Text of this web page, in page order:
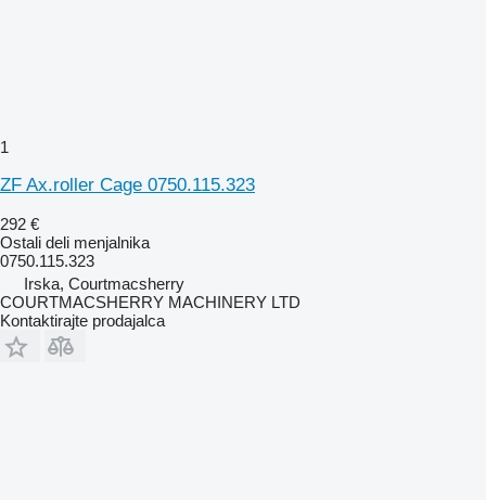
1
ZF Ax.roller Cage 0750.115.323
292 €
Ostali deli menjalnika
0750.115.323
Irska, Courtmacsherry
COURTMACSHERRY MACHINERY LTD
Kontaktirajte prodajalca